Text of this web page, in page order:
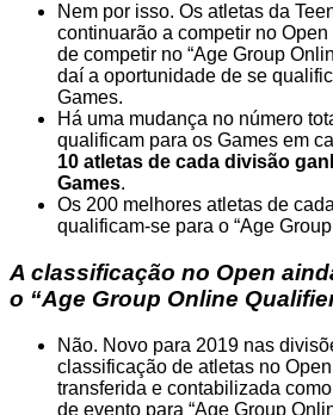
Nem por isso. Os atletas da
continuarão a competir no
de competir no “Age Group
daí a oportunidade de se
Games.
Há uma mudança no número
qualificam para os Games em
10 atletas de cada divisão
Games.
Os 200 melhores atletas de
qualificam-se para o “Age
A classificação no Open
o “Age Group Online
Não. Novo para 2019 nas
classificação de atletas no
transferida e contabilizada
de evento para “Age Group